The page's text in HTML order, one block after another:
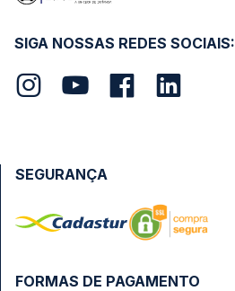
SIGA NOSSAS REDES SOCIAIS:
FORMAS DE PAGAMENTO
SEGURANÇA